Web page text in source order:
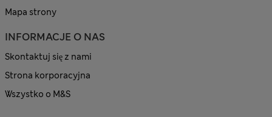
Mapa strony
INFORMACJE O NAS
Skontaktuj się z nami
Strona korporacyjna
Wszystko o M&S